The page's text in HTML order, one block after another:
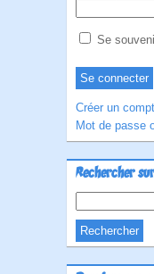
Se
Créer un
Mot de passe
Rechercher